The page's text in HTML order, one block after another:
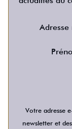
Adresse
Votre adresse
newsletter et